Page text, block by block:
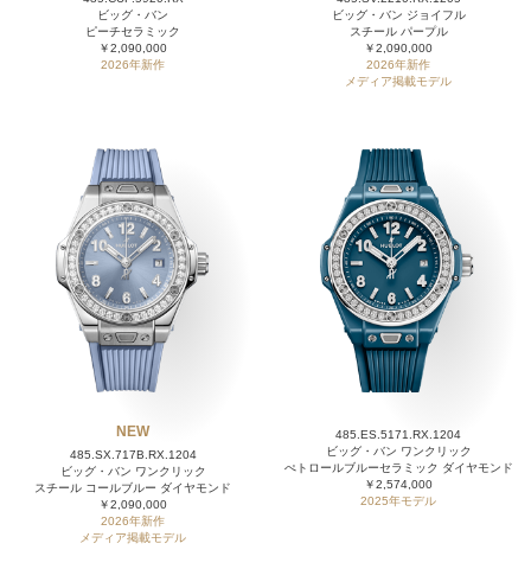
ビッグ・バン
ピーチセラミック
￥2,090,000
2026年新作
ビッグ・バン ジョイフル
スチール パープル
￥2,090,000
2026年新作
メディア掲載モデル
NEW
485.SX.717B.RX.1204
ビッグ・バン ワンクリック
スチール コールブルー ダイヤモンド
￥2,090,000
2026年新作
メディア掲載モデル
485.ES.5171.RX.1204
ビッグ・バン ワンクリック
ぺトロールブルーセラミック ダイヤモンド
￥2,574,000
2025年モデル